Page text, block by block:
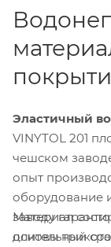
Эластичный
VINYTOL 201
чешском
опыт
оборудование
заводу
длительный
Материал
основы